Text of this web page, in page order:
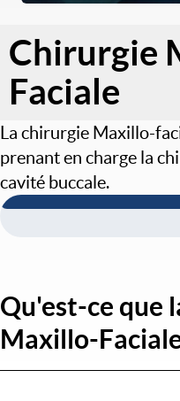
Chirurgie
Faciale
La chirurgie Maxillo-
prenant en charge la
cavité buccale.
Qu'est-ce que
Maxillo-